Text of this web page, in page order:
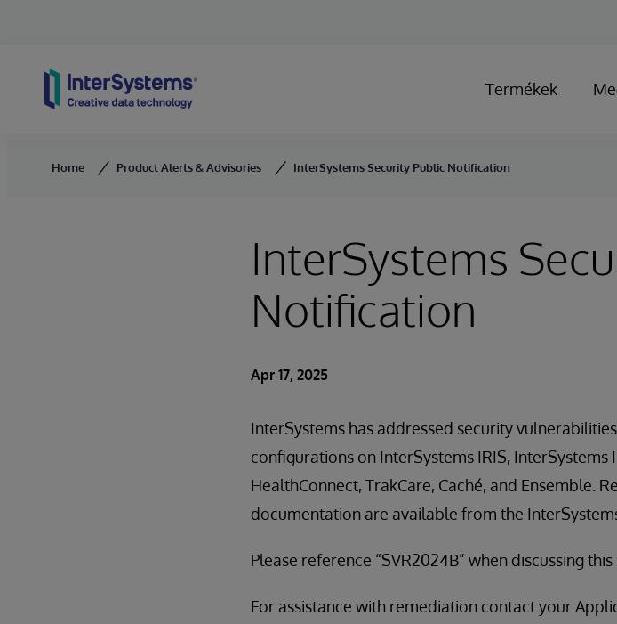
Termékek
Home Product Alerts & Advisories InterSystems Security Public Notification
InterSystems
Notification
Apr 17, 2025
InterSystems has addressed security
configurations on InterSystems IRIS,
HealthConnect, TrakCare, Caché, and Ensemble.
documentation are available from the
Please reference “SVR2024B” when discussing this
For assistance with remediation contact your